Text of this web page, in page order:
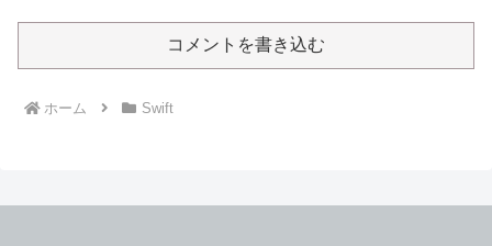
コメントを書き込む
ホーム Swift